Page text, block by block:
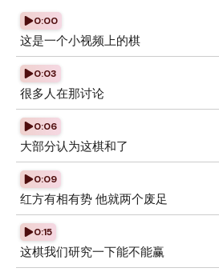
0:00
这是一个小视频上的棋
0:03
很多人在那讨论
0:06
大部分认为这棋和了
0:09
红方有相有势 他就两个废足
0:15
这棋我们研究一下能不能赢